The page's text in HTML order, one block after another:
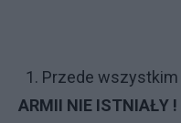
1. Przede wszystkim
ARMII NIE ISTNIAŁY !